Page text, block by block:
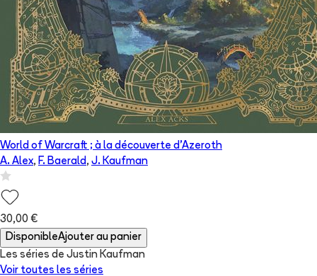
World of Warcraft ; à la découverte d'Azeroth
A. Alex, F. Baerald, J. Kaufman
30,00 €
DisponibleAjouter au panier
Les séries de Justin Kaufman
Voir toutes les séries